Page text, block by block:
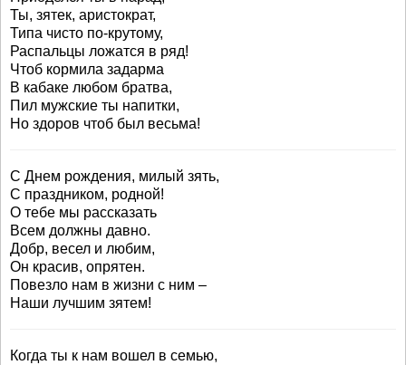
Ты, зятек, аристократ,
Типа чисто по-крутому,
Распальцы ложатся в ряд!
Чтоб кормила задарма
В кабаке любом братва,
Пил мужские ты напитки,
Но здоров чтоб был весьма!
С Днем рождения, милый зять,
С праздником, родной!
О тебе мы рассказать
Всем должны давно.
Добр, весел и любим,
Он красив, опрятен.
Повезло нам в жизни с ним –
Наши лучшим зятем!
Когда ты к нам вошел в семью,